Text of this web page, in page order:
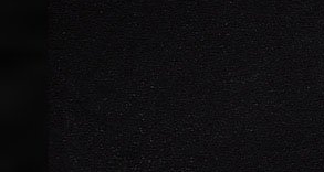
TİRAMİSU
Tiramisu
KURU PASTA
(PORSİYON)